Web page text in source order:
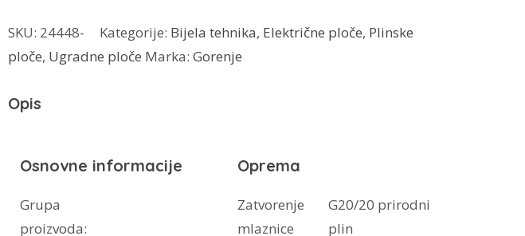
GCE691BSC
količina
SKU: 24448- Kategorije: Bijela tehnika, Električne ploče, Plinske
ploče, Ugradne ploče Marka: Gorenje
Opis
Osnovne informacije
Grupa
proizvoda:
Oprema
Zatvorenje
mlaznice
G20/20 prirodni
plin